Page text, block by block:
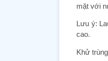
mặt với
Lưu ý:
cao.
Khử